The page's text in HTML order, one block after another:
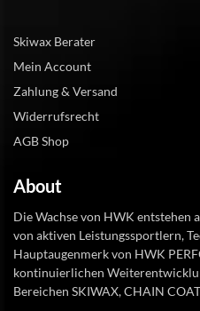
Skiwax Berater
Mein Account
Zahlung & Versand
Widerrufsrecht
AGB Shop
About
Die Wachse von HWK entstehen
von aktiven Leistungssportlern,
Hauptaugenmerk von HWK
kontinuierlichen
Bereichen SKIWAX, CHAIN